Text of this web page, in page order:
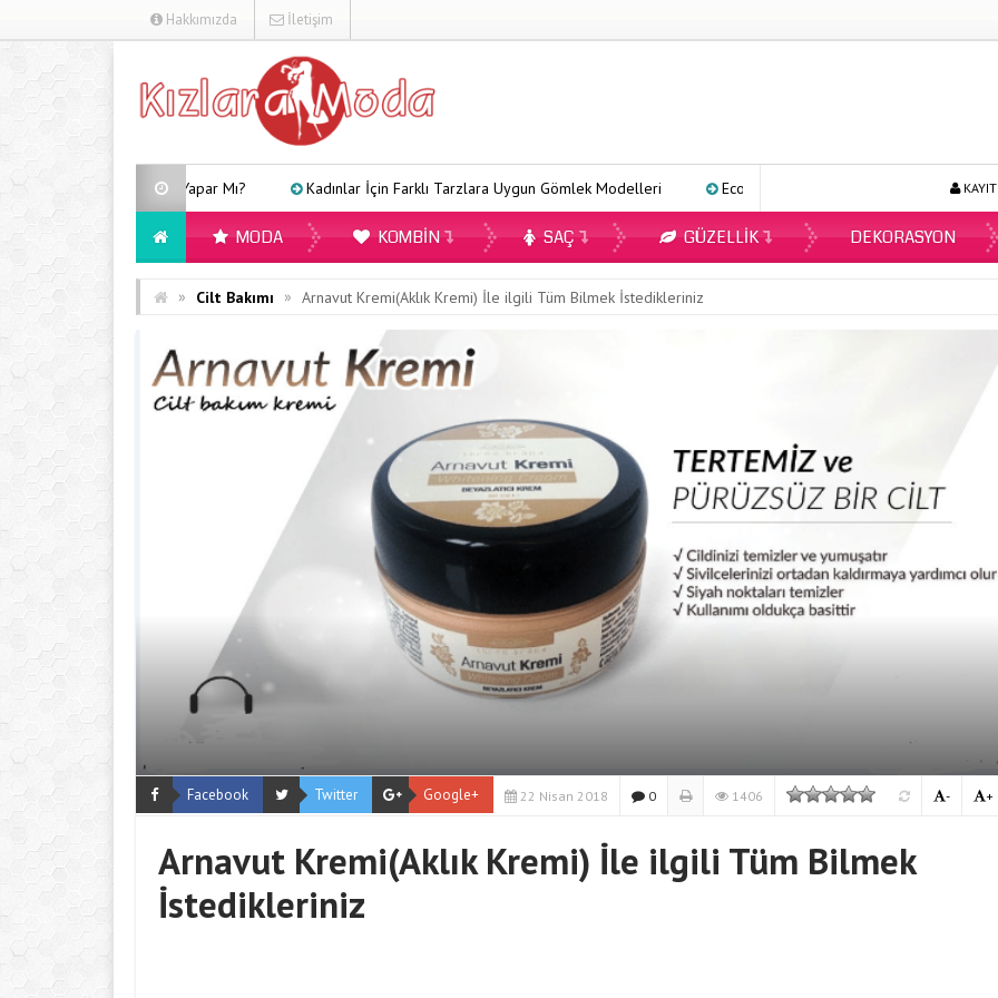
Hakkımızda İletişim
Kadınlar İçin Farklı Tarzlara Uygun Gömlek Modelleri Ecopirin Reçetesiz Alınır Mı 2026? Online Diyetisyen
MODA KOMBIN SAÇ GÜZELLIK DEKORASYON
» Cilt Bakımı » Arnavut Kremi(Aklık Kremi) İle ilgili Tüm Bilmek İstedikleriniz
Facebook Twitter Google+ 22 Nisan 2018 0 1406 +
-
Arnavut Kremi(Aklık Kremi) İle ilgili Tüm Bilmek
İstedikleriniz
Momecon Krem Kullananlar
Yorumları Nasıldır?